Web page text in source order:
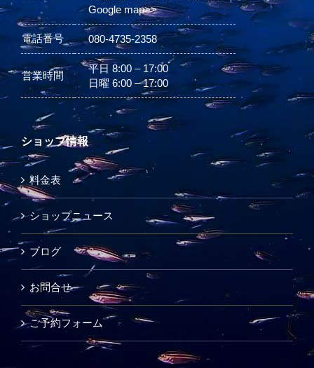
Google map>>
電話番号 080-4735-2358
営業時間
平日 8:00 – 17:00
日曜 6:00 – 17:00
ショップ情報
料金表
ショップニュース
ブログ
お問合せ
ご予約フォーム